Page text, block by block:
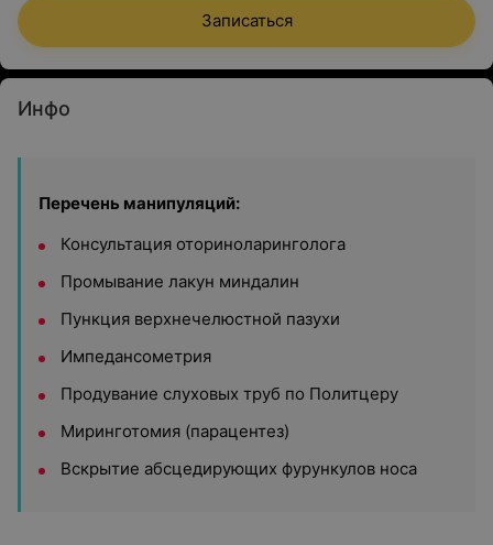
Записаться
Инфо
Перечень манипуляций:
Консультация оториноларинголога
Промывание лакун миндалин
Пункция верхнечелюстной пазухи
Импедансометрия
Продувание слуховых труб по Политцеру
Миринготомия (парацентез)
Вскрытие абсцедирующих фурункулов носа